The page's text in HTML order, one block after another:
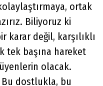
ortak
Biliyoruz ki
karar değil, karşılıklı
tek başına hareket
olacak.
Bu dostlukla, bu